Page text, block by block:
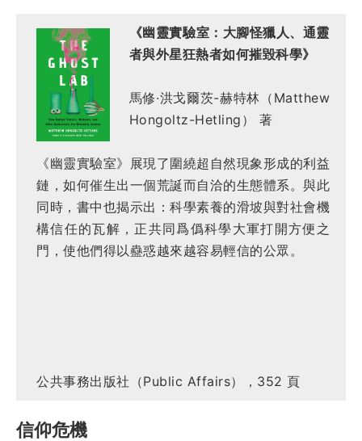
《幽靈實驗室：大腳怪獵人、通靈
者與外星狂熱者如何摧毀科學》
馬修·洪戈爾茨-赫特林（Matthew
Hongoltz-Hetling） 著
《幽靈實驗室》展現了圍繞超自然現象形成的利益
鏈，如何催生出一個荒誕而自洽的生態體系。與此
同時，書中也揭示出：科學素養的滑坡與對社會機
構信任的瓦解，正共同爲僞科學大軍打開方便之
門，使他們得以蠱惑越來越容易輕信的公眾。
公共事務出版社（Public Affairs），352 頁
信仰危機